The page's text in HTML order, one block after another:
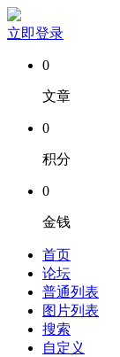
立即登录
0
文章
0
积分
0
金钱
首页
论坛
普通列表
图片列表
搜索
自定义